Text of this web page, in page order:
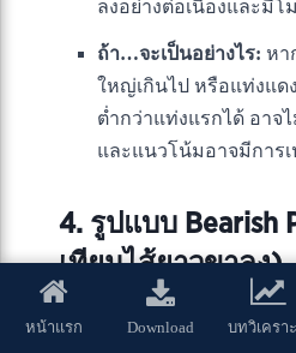
ลงอย่างต่อเนื่องและมีโ
ถ้า…จะเป็นอย่างไร: หา
ใหญ่เกินไป หรือแท่งแด
ต่ำกว่าแท่งแรกได้ อาจ
และแนวโน้มอาจมีการ
4. รูปแบบ Bearish
เทียนไส้ยาวขาลง)
คืออะไร:รูปแบบแท่งเที
หน้าแรก Download บทวิเครา